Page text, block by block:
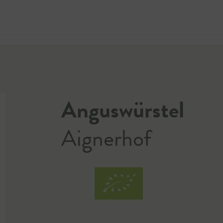
Anguswürstel
Aignerhof